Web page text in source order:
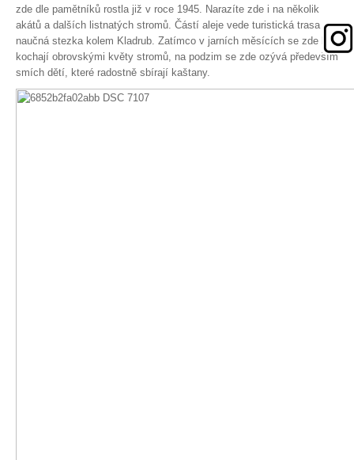
Podpořte
zde dle pamětníků rostla již v roce 1945. Narazíte zde i na několik
akátů a dalších listnatých stromů. Částí aleje vede turistická trasa a
naučná stezka kolem Kladrub. Zatímco v jarních měsících se zde lidé
kochají obrovskými květy stromů, na podzim se zde ozývá především
smích dětí, které radostně sbírají kaštany.